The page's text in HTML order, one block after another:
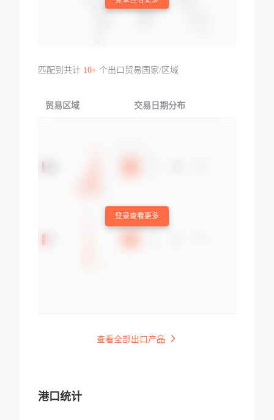
匹配到共计 10+个出口贸易国家/区域
贸易区域 交易日期分布
登录查看更多
查看全部出口产品
港口统计